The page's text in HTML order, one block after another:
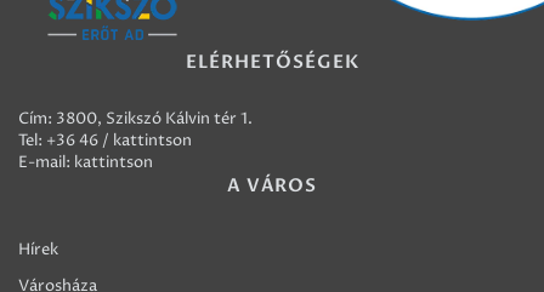
ELÉRHETŐSÉGEK
Cím: 3800, Szikszó Kálvin tér 1.
Tel: +36 46 / kattintson
E-mail: kattintson
A VÁROS
Hírek
Városháza